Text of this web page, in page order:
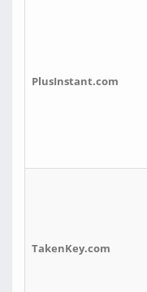
PlusInstant.com
TakenKey.com